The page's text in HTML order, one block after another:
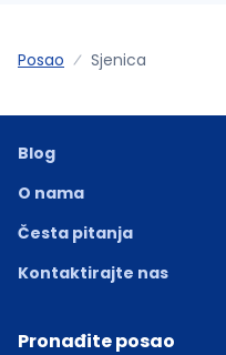
Posao Sjenica
Blog
O nama
Česta pitanja
Kontaktirajte nas
Pronađite posao